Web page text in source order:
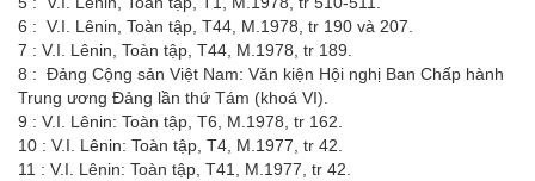
6 : V.I. Lênin, Toàn tập, T44, M.1978, tr 190 và 207.
7 : V.I. Lênin, Toàn tập, T44, M.1978, tr 189.
8 : Đảng Cộng sản Việt Nam: Văn kiện Hội nghị Ban Chấp hành
Trung ương Đảng lần thứ Tám (khoá VI).
9 : V.I. Lênin: Toàn tập, T6, M.1978, tr 162.
10 : V.I. Lênin: Toàn tập, T4, M.1977, tr 42.
11 : V.I. Lênin: Toàn tập, T41, M.1977, tr 42.